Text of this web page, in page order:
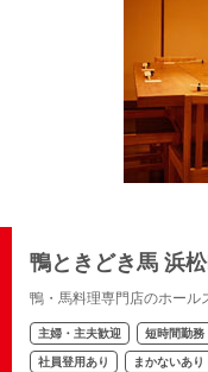
鴨ときどき馬 浜
鴨・馬料理専門店のホール
主婦・主夫歓迎 短時間勤務
社員登用あり まかないあり